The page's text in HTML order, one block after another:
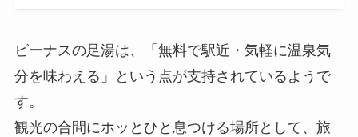
ビーナスの足湯は、「無料で駅近・気軽に温泉気
分を味わえる」という点が支持されているようで
す。
観光の合間にホッとひと息つける場所として、旅